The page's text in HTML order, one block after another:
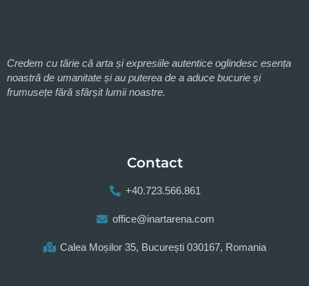
Credem cu tărie că arta și expresiile autentice oglindesc esența
noastră de umanitate și au puterea de a aduce bucurie și
frumusețe fără sfârșit lumii noastre.
Contact
+40.723.566.861
office@inartarena.com
Calea Moșilor 35, București 030167, Romania